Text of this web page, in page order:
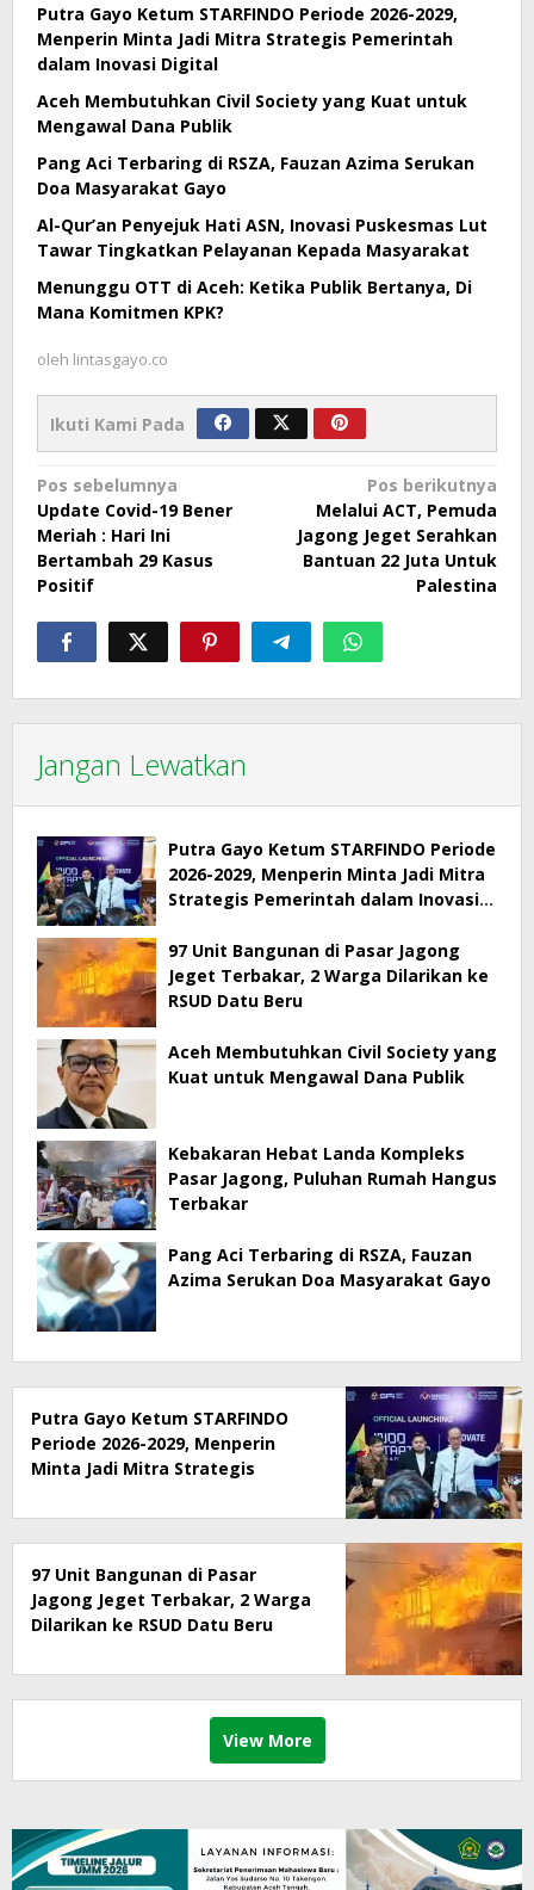
Putra Gayo Ketum STARFINDO Periode 2026-2029,
Menperin Minta Jadi Mitra Strategis Pemerintah
dalam Inovasi Digital
Aceh Membutuhkan Civil Society yang Kuat untuk
Mengawal Dana Publik
Pang Aci Terbaring di RSZA, Fauzan Azima Serukan
Doa Masyarakat Gayo
Al-Qur’an Penyejuk Hati ASN, Inovasi Puskesmas Lut
Tawar Tingkatkan Pelayanan Kepada Masyarakat
Menunggu OTT di Aceh: Ketika Publik Bertanya, Di
Mana Komitmen KPK?
oleh lintasgayo.co
Ikuti Kami Pada
Navigasi
pos
Pos sebelumnya
Update Covid-19 Bener
Meriah : Hari Ini
Bertambah 29 Kasus
Positif
Pos berikutnya
Melalui ACT, Pemuda
Jagong Jeget Serahkan
Bantuan 22 Juta Untuk
Palestina
Jangan Lewatkan
Putra Gayo Ketum STARFINDO Periode
2026-2029, Menperin Minta Jadi Mitra
Strategis Pemerintah dalam Inovasi
97 Unit Bangunan di Pasar Jagong
Jeget Terbakar, 2 Warga Dilarikan ke
RSUD Datu Beru
Aceh Membutuhkan Civil Society yang
Kuat untuk Mengawal Dana Publik
Kebakaran Hebat Landa Kompleks
Pasar Jagong, Puluhan Rumah Hangus
Terbakar
Pang Aci Terbaring di RSZA, Fauzan
Azima Serukan Doa Masyarakat Gayo
Putra Gayo Ketum STARFINDO
Periode 2026-2029, Menperin
Minta Jadi Mitra Strategis
Digital
97 Unit Bangunan di Pasar
Jagong Jeget Terbakar, 2 Warga
Dilarikan ke RSUD Datu Beru
View More